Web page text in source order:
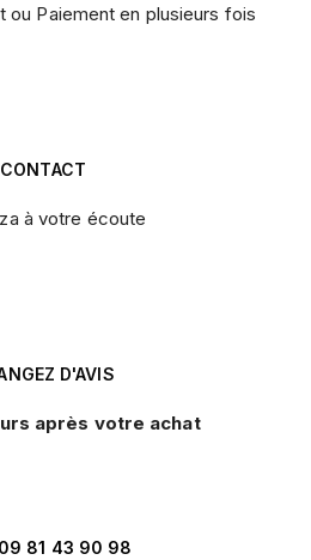
ou Paiement en plusieurs fois
CONTACT
à votre écoute
D'AVIS
après votre achat
09 81 43 90 98